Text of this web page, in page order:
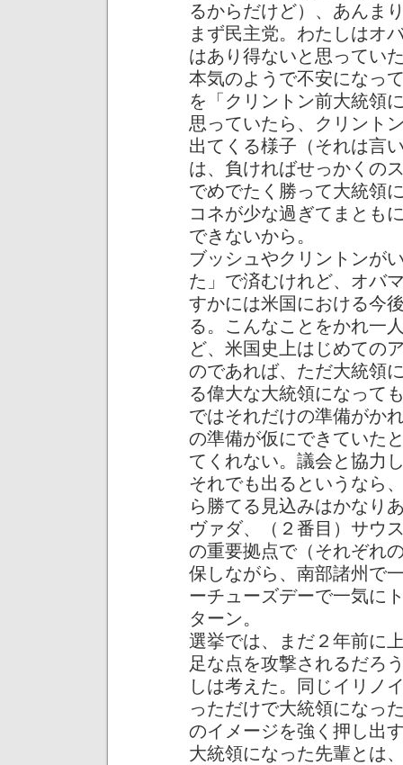
るからだけど）、あんま
まず民主党。わたしはオ
はあり得ないと思ってい
本気のようで不安になっ
を「クリントン前大統領
思っていたら、クリント
出てくる様子（それは言
は、負ければせっかくの
でめでたく勝って大統領
コネが少な過ぎてまとも
できないから。
ブッシュやクリントンが
た」で済むけれど、オバ
すかには米国における今
る。こんなことをかれ一
ど、米国史上はじめての
のであれば、ただ大統領
る偉大な大統領になって
ではそれだけの準備がか
の準備が仮にできていた
てくれない。議会と協力
それでも出るというなら
ら勝てる見込みはかなり
ヴァダ、（２番目）サウ
の重要拠点で（それぞれ
保しながら、南部諸州で
ーチューズデーで一気に
ターン。
選挙では、まだ２年前に
足な点を攻撃されるだろ
しは考えた。同じイリノ
っただけで大統領になっ
のイメージを強く押し出
大統領になった先輩とは